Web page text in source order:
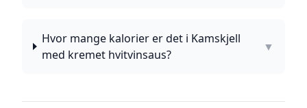
Hvor mange kalorier er det i Kamskjell
med kremet hvitvinsaus?
▼